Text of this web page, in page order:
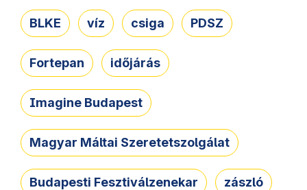
BLKE víz csiga PDSZ
Fortepan időjárás
Imagine Budapest
Magyar Máltai Szeretetszolgálat
Budapesti Fesztiválzenekar zászló